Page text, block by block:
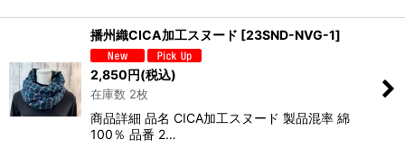
播州織CICA加工スヌード [23SND-NVG-1]
2,850円(税込)
在庫数 2枚
商品詳細 品名 CICA加工スヌード 製品混率 綿
100％ 品番 2…